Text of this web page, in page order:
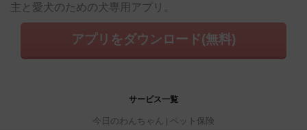
主と愛犬のための犬専用アプリ。
アプリをダウンロード(無料)
サービス一覧
今日のわんちゃん ペット保険